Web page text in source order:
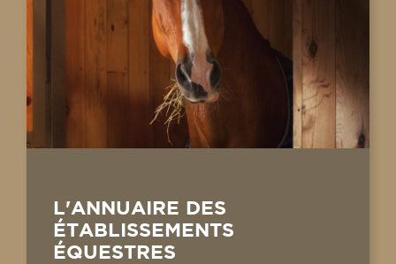
L'ANNUAIRE DES
ÉTABLISSEMENTS
ÉQUESTRES